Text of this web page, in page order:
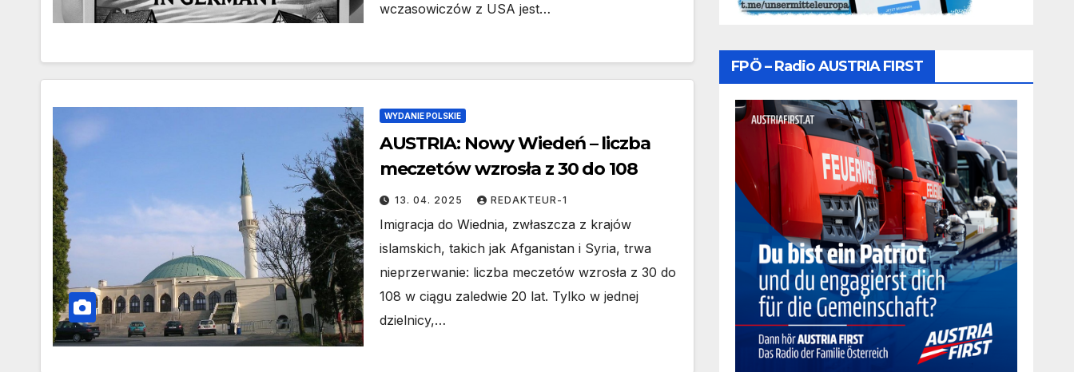
wczasowiczów z USA jest…
WYDANIE POLSKIE
AUSTRIA: Nowy Wiedeń – liczba
meczetów wzrosła z 30 do 108
13. 04. 2025 REDAKTEUR-1
Imigracja do Wiednia, zwłaszcza z krajów
islamskich, takich jak Afganistan i Syria, trwa
nieprzerwanie: liczba meczetów wzrosła z 30 do
108 w ciągu zaledwie 20 lat. Tylko w jednej
dzielnicy,…
FPÖ – Radio AUSTRIA FIRST